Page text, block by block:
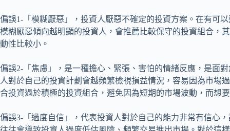
偏誤1-「模糊厭惡」，投資人厭惡不確定的投資方案。在有可
模糊厭惡傾向越明顯的投資人，會推薦比較保守的投資組合，
動性比較小。
偏誤2-「焦慮」，是一種擔心、緊張、害怕的情緒反應，是面
人對於自己的投資計劃會越頻繁檢視損益情況，容易因為市場
合投資過於積極的投資組合，避免因為短期的市場波動，而想
偏誤3-「過度自信」，代表投資人對於自己的能力非常有信心